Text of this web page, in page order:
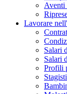
Aventi
Lavorare
Salari
Salari
Profili